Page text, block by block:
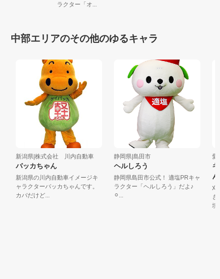
ラクター「オ...
中部エリアのその他のゆるキャラ
新潟県|株式会社 川内自動車
バッカちゃん
新潟県の川内自動車イメージキ
ャラクターバッカちゃんです。
カバだけど...
静岡県|島田市
ヘルしろう
静岡県島田市公式！ 適塩PRキャ
ラクター「ヘルしろう」だよ♪
⚪︎...
愛
キ
ん
刈
き
境